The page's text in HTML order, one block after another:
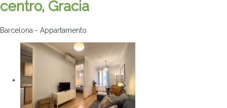
centro, Gracia
Barcelona - Appartamento